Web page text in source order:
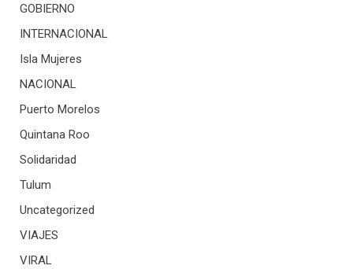
GOBIERNO
INTERNACIONAL
Isla Mujeres
NACIONAL
Puerto Morelos
Quintana Roo
Solidaridad
Tulum
Uncategorized
VIAJES
VIRAL